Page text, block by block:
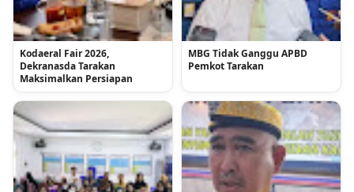
Kodaeral Fair 2026,
Dekranasda Tarakan
Maksimalkan Persiapan
MBG Tidak Ganggu APBD
Pemkot Tarakan